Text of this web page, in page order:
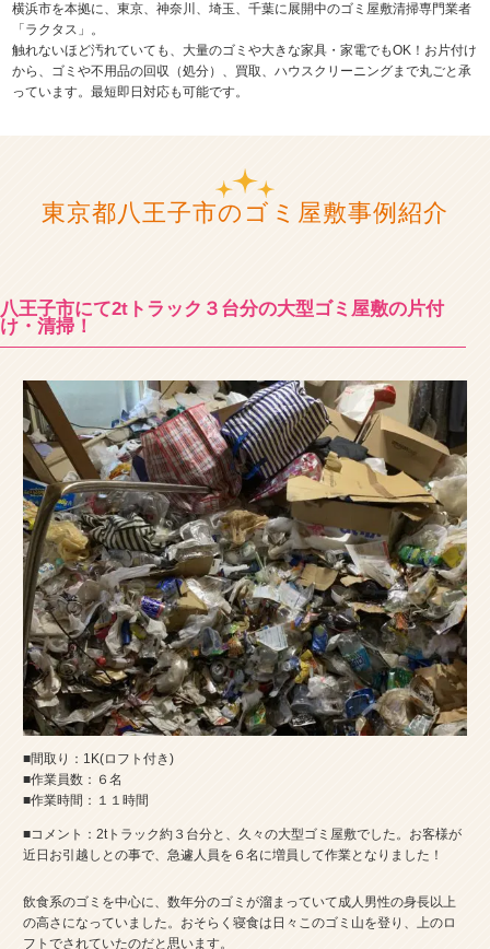
横浜市を本拠に、東京、神奈川、埼玉、千葉に展開中のゴミ屋敷清掃専門業者
「ラクタス」。
触れないほど汚れていても、大量のゴミや大きな家具・家電でもOK！お片付け
から、ゴミや不用品の回収（処分）、買取、ハウスクリーニングまで丸ごと承
っています。最短即日対応も可能です。
東京都八王子市のゴミ屋敷事例紹介
八王子市にて2tトラック３台分の大型ゴミ屋敷の片付
け・清掃！
■間取り：1K(ロフト付き)
■作業員数：６名
■作業時間：１１時間
■コメント：2tトラック約３台分と、久々の大型ゴミ屋敷でした。お客様が
近日お引越しとの事で、急遽人員を６名に増員して作業となりました！
飲食系のゴミを中心に、数年分のゴミが溜まっていて成人男性の身長以上
の高さになっていました。おそらく寝食は日々このゴミ山を登り、上のロ
フトでされていたのだと思います。